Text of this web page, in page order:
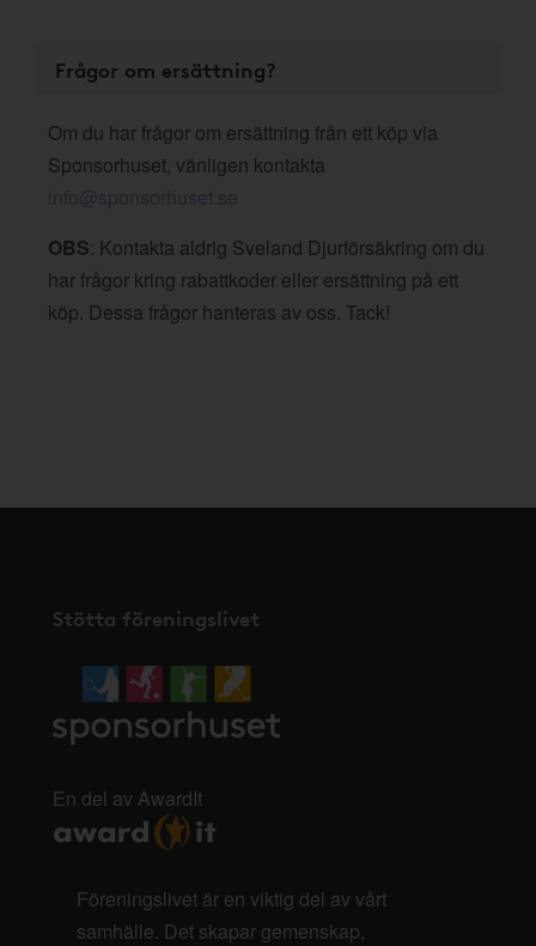
Frågor om ersättning?
Om du har frågor om ersättning från ett köp via
Sponsorhuset, vänligen kontakta
info@sponsorhuset.se
OBS: Kontakta aldrig Sveland Djurförsäkring om du
har frågor kring rabattkoder eller ersättning på ett
köp. Dessa frågor hanteras av oss. Tack!
Stötta föreningslivet
En del av AwardIt
Föreningslivet är en viktig del av vårt
samhälle. Det skapar gemenskap,